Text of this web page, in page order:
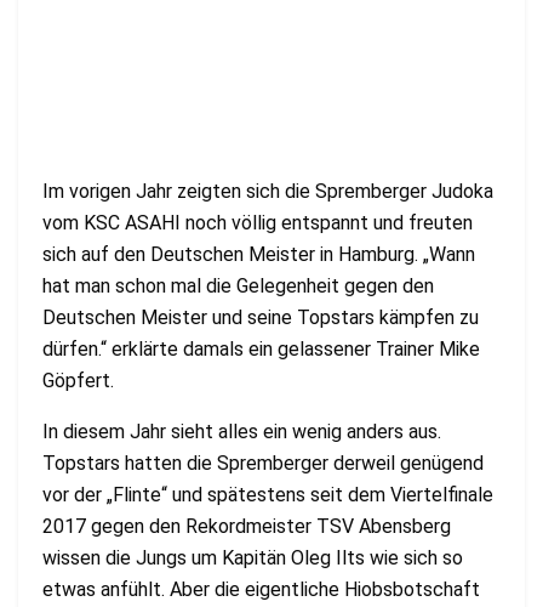
Im vorigen Jahr zeigten sich die Spremberger Judoka
vom KSC ASAHI noch völlig entspannt und freuten
sich auf den Deutschen Meister in Hamburg. „Wann
hat man schon mal die Gelegenheit gegen den
Deutschen Meister und seine Topstars kämpfen zu
dürfen.“ erklärte damals ein gelassener Trainer Mike
Göpfert.
In diesem Jahr sieht alles ein wenig anders aus.
Topstars hatten die Spremberger derweil genügend
vor der „Flinte“ und spätestens seit dem Viertelfinale
2017 gegen den Rekordmeister TSV Abensberg
wissen die Jungs um Kapitän Oleg Ilts wie sich so
etwas anfühlt. Aber die eigentliche Hiobsbotschaft